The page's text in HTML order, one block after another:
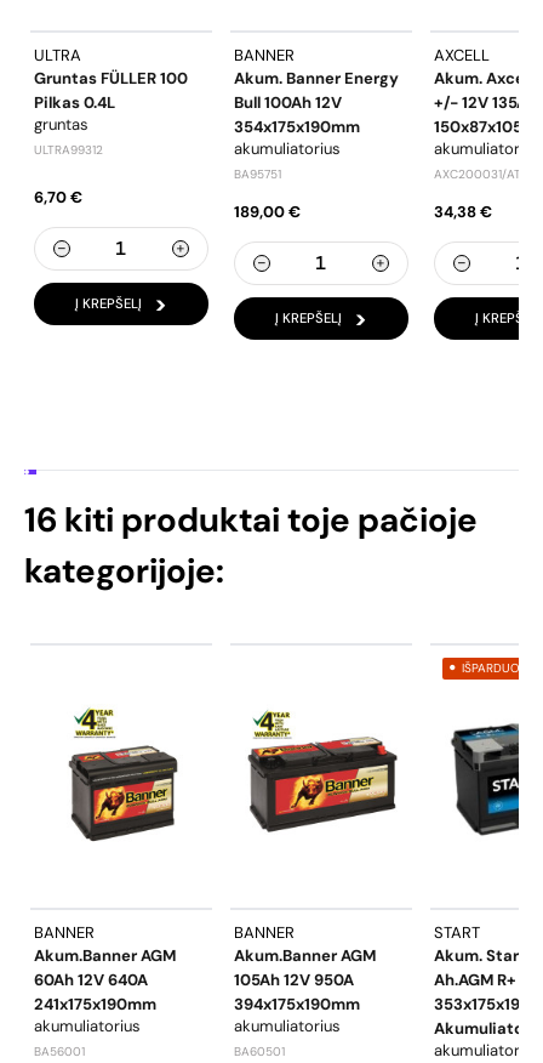
ULTRA
Gruntas FÜLLER 100
Pilkas 0.4L
gruntas
ULTRA99312
6,70 €
Į KREPŠELĮ
BANNER
Akum. Banner Energy
Bull 100Ah 12V
354x175x190mm
akumuliatorius
BA95751
189,00 €
Į KREPŠELĮ
AXCELL
Akum. Axcell
+/- 12V 135A
akumuliatorius
AXC200031/ATX9-
34,38 €
Į KREPŠELĮ
16 kiti produktai toje pačioje
kategorijoje:
BANNER
Akum.Banner AGM
60Ah 12V 640A
241x175x190mm
akumuliatorius
BA56001
BANNER
Akum.Banner AGM
105Ah 12V 950A
394x175x190mm
akumuliatorius
BA60501
IŠPARDUOTA
START
Akum. Start
Ah.AGM R+
353x175x190
akumuliatorius